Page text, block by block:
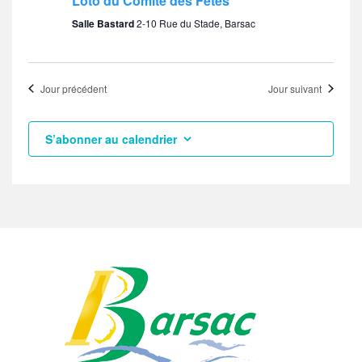
Salle Bastard2-10 Rue du Stade, Barsac
Jour précédent Jour suivant
S’abonner au calendrier